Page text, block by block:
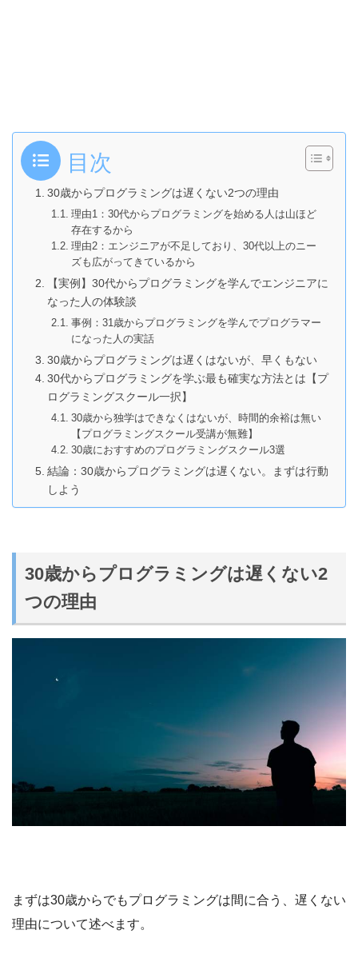
目次
30歳からプログラミングは遅くない2つの理由
理由1：30代からプログラミングを始める人は山ほど
存在するから
理由2：エンジニアが不足しており、30代以上のニー
ズも広がってきているから
【実例】30代からプログラミングを学んでエンジニアに
なった人の体験談
事例：31歳からプログラミングを学んでプログラマー
になった人の実話
30歳からプログラミングは遅くはないが、早くもない
30代からプログラミングを学ぶ最も確実な方法とは【プ
ログラミングスクール一択】
30歳から独学はできなくはないが、時間的余裕は無い
【プログラミングスクール受講が無難】
30歳におすすめのプログラミングスクール3選
結論：30歳からプログラミングは遅くない。まずは行動
しよう
30歳からプログラミングは遅くない2
つの理由
まずは30歳からでもプログラミングは間に合う、遅くない
理由について述べます。